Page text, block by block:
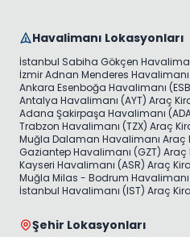
Havalimanı Lokasyonları
İstanbul Sabiha Gökçen
İzmir Adnan Menderes
Ankara Esenboğa Havalimanı
Antalya Havalimanı (AYT) Araç
Adana Şakirpaşa Havalimanı
Trabzon Havalimanı (TZX) Araç
Muğla Dalaman Havalimanı Araç
Gaziantep Havalimanı (GZT)
Kayseri Havalimanı (ASR) Araç
Muğla Milas - Bodrum
İstanbul Havalimanı (IST) Araç
Şehir Lokasyonları